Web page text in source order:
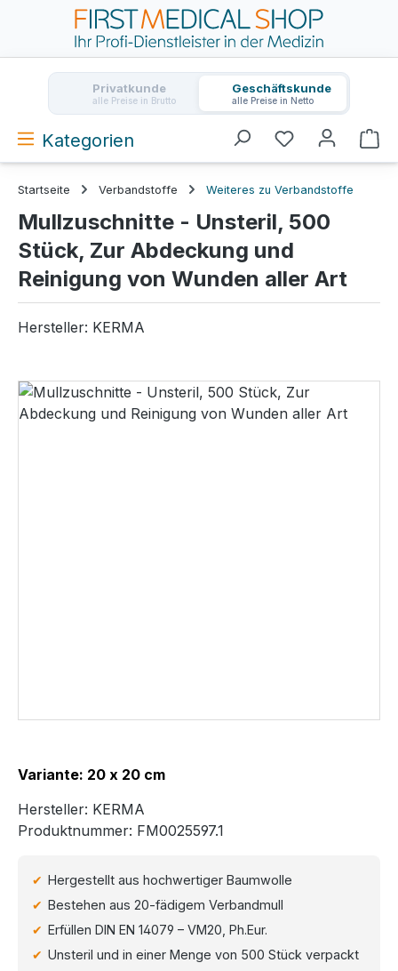
Zum Hauptinhalt springen
Privatkunde
alle Preise in Brutto
Geschäftskunde
alle Preise in Netto
Kategorien
Startseite Verbandstoffe Weiteres zu Verbandstoffe
Mullzuschnitte - Unsteril, 500
Stück, Zur Abdeckung und
Reinigung von Wunden aller Art
Hersteller: KERMA
Bildergalerie überspringen
Variante: 20 x 20 cm
Hersteller: KERMA
Produktnummer: FM0025597.1
Hergestellt aus hochwertiger Baumwolle
Bestehen aus 20-fädigem Verbandmull
Erfüllen DIN EN 14079 – VM20, Ph.Eur.
Unsteril und in einer Menge von 500 Stück verpackt